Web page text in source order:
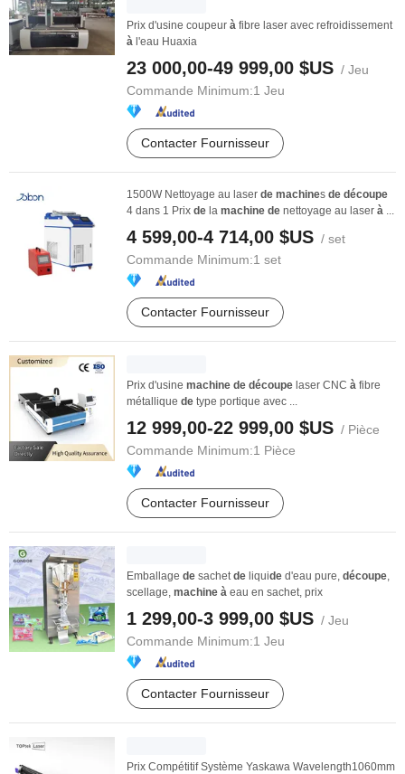
Prix d'usine coupeur à fibre laser avec refroidissement
à l'eau Huaxia
23 000,00-49 999,00 $US / Jeu
Commande Minimum:1 Jeu
Contacter Fournisseur
1500W Nettoyage au laser de machines de découpe
4 dans 1 Prix de la machine de nettoyage au laser à ...
4 599,00-4 714,00 $US / set
Commande Minimum:1 set
Contacter Fournisseur
Prix d'usine machine de découpe laser CNC à fibre
métallique de type portique avec ...
12 999,00-22 999,00 $US / Pièce
Commande Minimum:1 Pièce
Contacter Fournisseur
Emballage de sachetde liquide d'eau pure, découpe,
scellage, machine à eau en sachet, prix
1 299,00-3 999,00 $US / Jeu
Commande Minimum:1 Jeu
Contacter Fournisseur
Prix Compétitif Système Yaskawa Wavelength1060mm